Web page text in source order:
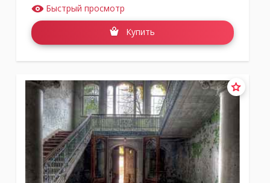
Быстрый просмотр
Купить